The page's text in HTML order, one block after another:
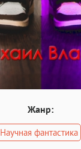
Жанр:
Научная фантастика